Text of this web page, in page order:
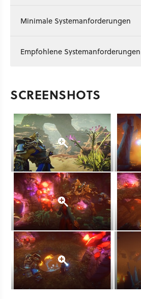
Minimale Systemanforderungen
Empfohlene Systemanforderungen
SCREENSHOTS